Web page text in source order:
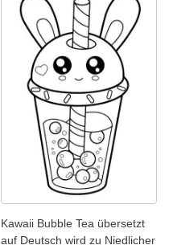
Kawaii Bubble Tea übersetzt
auf Deutsch wird zu Niedlicher